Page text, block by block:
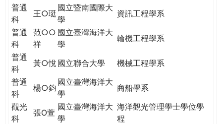
GLOBAL
CITIZENSHIP
普通
科
王○珽
國立暨南國際大
學
資訊工程學系
普通
科
范○○
祥
國立臺灣海洋大
學
輪機工程學系
普通
科
黃○悅 國立聯合大學
機械工程學系
普通
科
楊○鈞
國立臺灣海洋大
學
商船學系
觀光
科
張O萱
國立臺灣海洋大
學
海洋觀光管理學士學位學
程